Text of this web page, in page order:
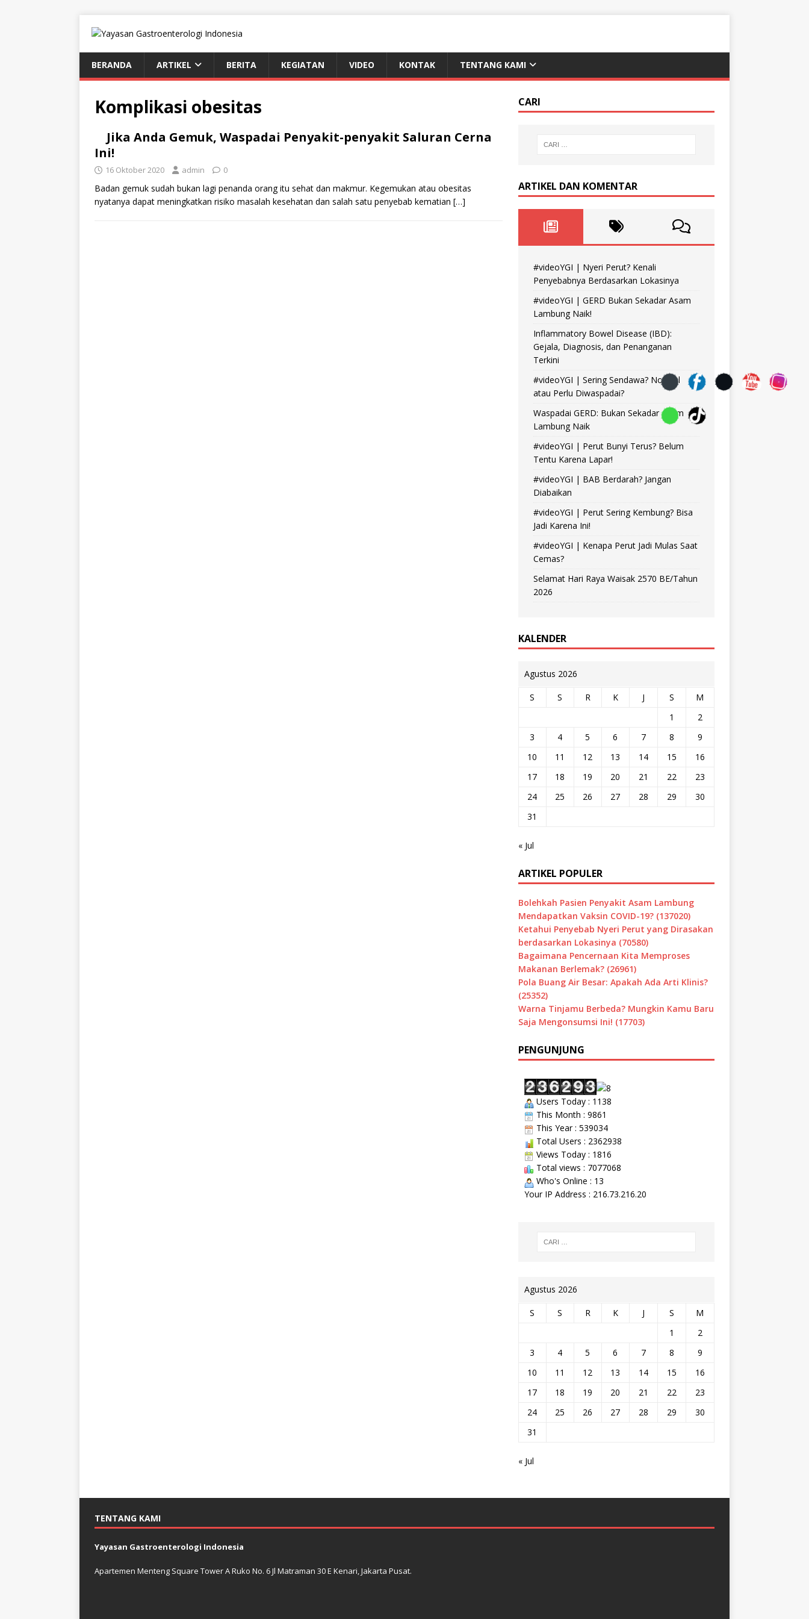
BERANDA ARTIKEL BERITA KEGIATAN VIDEO KONTAK TENTANG KAMI
Komplikasi obesitas
Jika Anda Gemuk, Waspadai Penyakit-penyakit Saluran Cerna
Ini!
16 Oktober 2020 admin 0
Badan gemuk sudah bukan lagi penanda orang itu sehat dan makmur. Kegemukan atau obesitas
nyatanya dapat meningkatkan risiko masalah kesehatan dan salah satu penyebab kematian […]
CARI
ARTIKEL DAN KOMENTAR
#videoYGI | Nyeri Perut? Kenali
Penyebabnya Berdasarkan Lokasinya
#videoYGI | GERD Bukan Sekadar Asam
Lambung Naik!
Inflammatory Bowel Disease (IBD):
Gejala, Diagnosis, dan Penanganan
Terkini
#videoYGI | Sering Sendawa? Normal
atau Perlu Diwaspadai?
Waspadai GERD: Bukan Sekadar Asam
Lambung Naik
#videoYGI | Perut Bunyi Terus? Belum
Tentu Karena Lapar!
#videoYGI | BAB Berdarah? Jangan
Diabaikan
#videoYGI | Perut Sering Kembung? Bisa
Jadi Karena Ini!
#videoYGI | Kenapa Perut Jadi Mulas Saat
Cemas?
Selamat Hari Raya Waisak 2570 BE/Tahun
2026
KALENDER
Agustus 2026
S S R K J S
M
1
2
3
4 5 6 7 8
9
10
11 12 13 14 15
16
17
18 19 20 21 22
23
24
25 26 27 28 29
30
31
« Jul
ARTIKEL POPULER
Bolehkah Pasien Penyakit Asam Lambung
Mendapatkan Vaksin COVID-19? (137020)
Ketahui Penyebab Nyeri Perut yang Dirasakan
berdasarkan Lokasinya (70580)
Bagaimana Pencernaan Kita Memproses
Makanan Berlemak? (26961)
Pola Buang Air Besar: Apakah Ada Arti Klinis?
(25352)
Warna Tinjamu Berbeda? Mungkin Kamu Baru
Saja Mengonsumsi Ini! (17703)
PENGUNJUNG
Users Today : 1138
This Month : 9861
This Year : 539034
Total Users : 2362938
Views Today : 1816
Total views : 7077068
Who's Online : 13
Your IP Address : 216.73.216.20
Agustus 2026
S S R K J S
M
1
2
3
4 5 6 7 8
9
10
11 12 13 14 15
16
17
18 19 20 21 22
23
24
25 26 27 28 29
30
31
« Jul
TENTANG KAMI
Yayasan Gastroenterologi Indonesia
Apartemen Menteng Square Tower A Ruko No. 6 Jl Matraman 30 E Kenari, Jakarta Pusat.